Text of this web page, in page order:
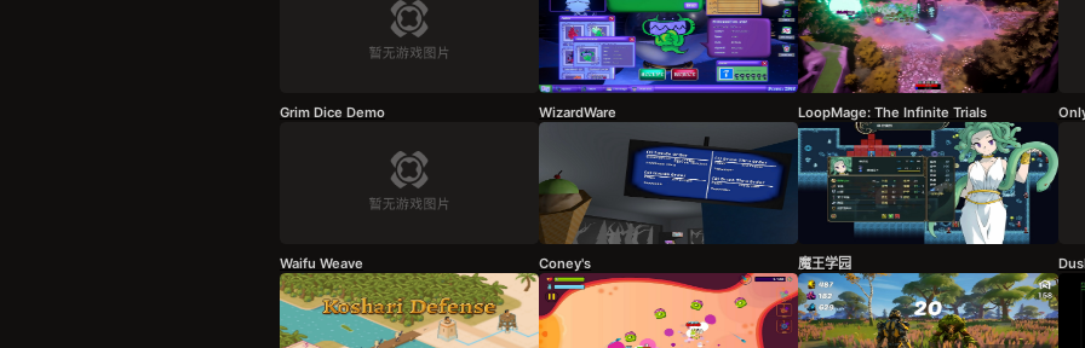
Grim Dice Demo WizardWare LoopMage: The Infinite Trials
Waifu Weave Coney's 魔王学园